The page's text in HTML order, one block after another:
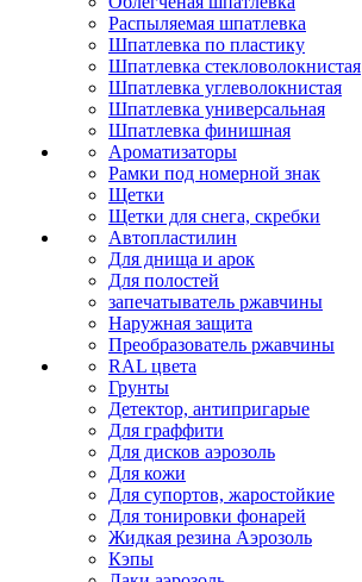
Распыляемая шпатлевка
Шпатлевка по пластику
Шпатлевка стекловолокнистая
Шпатлевка углеволокнистая
Шпатлевка универсальная
Шпатлевка финишная
Ароматизаторы
Рамки под номерной знак
Щетки
Щетки для снега, скребки
Автопластилин
Для днища и арок
Для полостей
запечатыватель ржавчины
Наружная защита
Преобразователь ржавчины
RAL цвета
Грунты
Детектор, антипригарые
Для граффити
Для дисков аэрозоль
Для кожи
Для супортов, жаростойкие
Для тонировки фонарей
Жидкая резина Аэрозоль
Кэпы